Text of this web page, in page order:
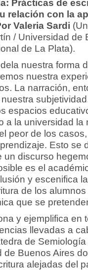
Prácticas de
relación con la
Valeria Sardi
/ Universidad de
de La Plata).
nuestra forma
nuestra
La narración,
espacios
a la universidad la
peor de los
Esto se
un discurso
es el
y escenifica
de los
que se
y ejemplifica en
llevadas a
de
de Buenos Aires
alejadas del